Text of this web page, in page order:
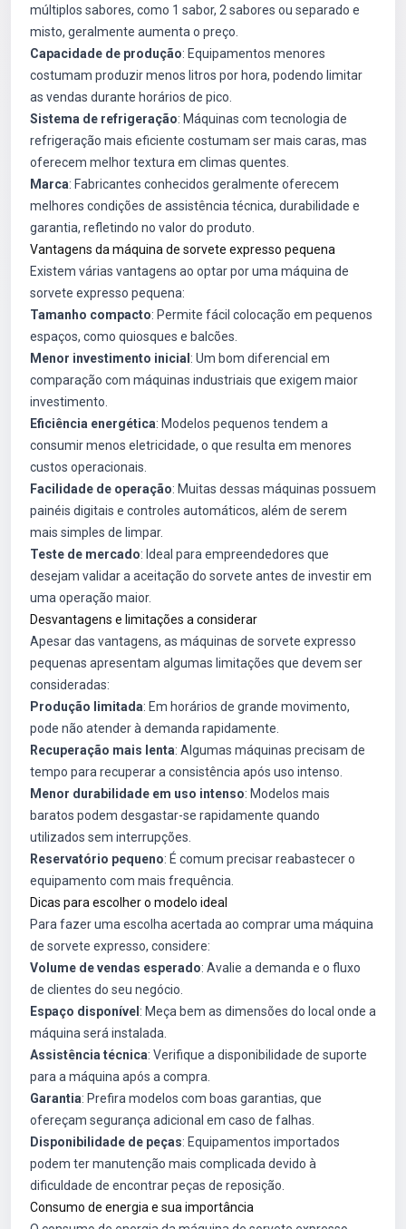
múltiplos sabores, como 1 sabor, 2 sabores ou separado e
misto, geralmente aumenta o preço.
Capacidade de produção: Equipamentos menores
costumam produzir menos litros por hora, podendo limitar
as vendas durante horários de pico.
Sistema de refrigeração: Máquinas com tecnologia de
refrigeração mais eficiente costumam ser mais caras, mas
oferecem melhor textura em climas quentes.
Marca: Fabricantes conhecidos geralmente oferecem
melhores condições de assistência técnica, durabilidade e
garantia, refletindo no valor do produto.
Vantagens da máquina de sorvete expresso pequena
Existem várias vantagens ao optar por uma máquina de
sorvete expresso pequena:
Tamanho compacto: Permite fácil colocação em pequenos
espaços, como quiosques e balcões.
Menor investimento inicial : Um bom diferencial em
comparação com máquinas industriais que exigem maior
investimento.
Eficiência energética: Modelos pequenos tendem a
consumir menos eletricidade, o que resulta em menores
custos operacionais.
Facilidade de operação: Muitas dessas máquinas possuem
painéis digitais e controles automáticos, além de serem
mais simples de limpar.
Teste de mercado: Ideal para empreendedores que
desejam validar a aceitação do sorvete antes de investir em
uma operação maior.
Desvantagens e limitações a considerar
Apesar das vantagens, as máquinas de sorvete expresso
pequenas apresentam algumas limitações que devem ser
consideradas:
Produção limitada: Em horários de grande movimento,
pode não atender à demanda rapidamente.
Recuperação mais lenta: Algumas máquinas precisam de
tempo para recuperar a consistência após uso intenso.
Menor durabilidade em uso intenso: Modelos mais
baratos podem desgastar-se rapidamente quando
utilizados sem interrupções.
Reservatório pequeno: É comum precisar reabastecer o
equipamento com mais frequência.
Dicas para escolher o modelo ideal
Para fazer uma escolha acertada ao comprar uma máquina
de sorvete expresso, considere:
Volume de vendas esperado: Avalie a demanda e o fluxo
de clientes do seu negócio.
Espaço disponível : Meça bem as dimensões do local onde a
máquina será instalada.
Assistência técnica: Verifique a disponibilidade de suporte
para a máquina após a compra.
Garantia: Prefira modelos com boas garantias, que
ofereçam segurança adicional em caso de falhas.
Disponibilidade de peças: Equipamentos importados
podem ter manutenção mais complicada devido à
dificuldade de encontrar peças de reposição.
Consumo de energia e sua importância